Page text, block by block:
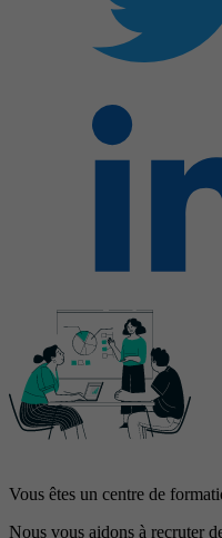
Vous êtes un centre de
Nous vous aidons à recruter